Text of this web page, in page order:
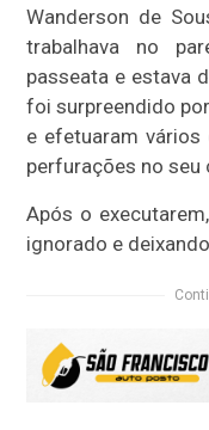
Wanderson de
trabalhava no
passeata e estava
foi surpreendido
e efetuaram
perfurações no seu
Após o
ignorado e